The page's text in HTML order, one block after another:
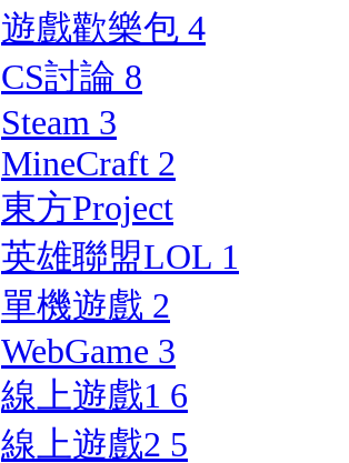
遊戲歡樂包 4
CS討論 8
Steam 3
MineCraft 2
東方Project
英雄聯盟LOL 1
單機遊戲 2
WebGame 3
線上遊戲1 6
線上遊戲2 5